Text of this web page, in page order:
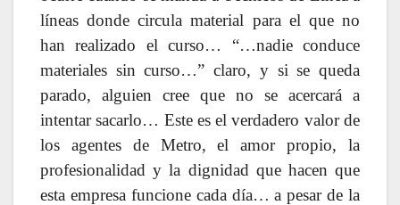
líneas donde circula material para el que no
han realizado el curso… “…nadie conduce
materiales sin curso…” claro, y si se queda
parado, alguien cree que no se acercará a
intentar sacarlo… Este es el verdadero valor de
los agentes de Metro, el amor propio, la
profesionalidad y la dignidad que hacen que
esta empresa funcione cada día… a pesar de la